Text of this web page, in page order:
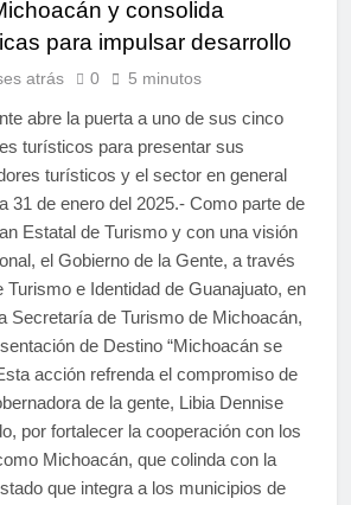
y consolida
para impulsar desarrollo
atrás 0 5 minutos
abre la puerta a uno de sus cinco
turísticos para presentar sus
turísticos y el sector en general
31 de enero del 2025.- Como parte de
Estatal de Turismo y con una visión
el Gobierno de la Gente, a través
Turismo e Identidad de Guanajuato, en
Secretaría de Turismo de Michoacán,
de Destino “Michoacán se
acción refrenda el compromiso de
de la gente, Libia Dennise
por fortalecer la cooperación con los
Michoacán, que colinda con la
que integra a los municipios de